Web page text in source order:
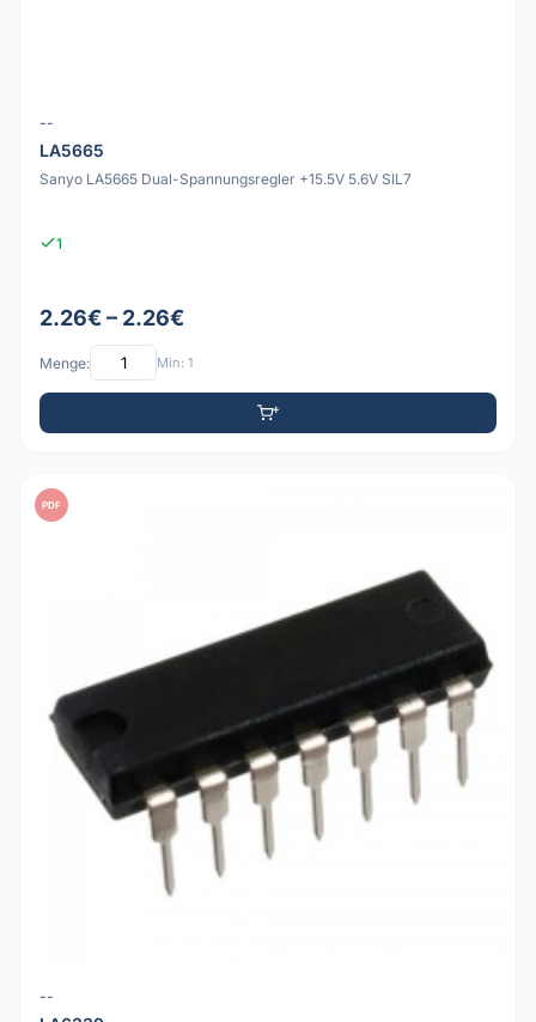
--
LA5665
Sanyo LA5665 Dual-Spannungsregler +15.5V 5.6V SIL7
1
2.26€ – 2.26€
Menge: Min: 1
PDF
--